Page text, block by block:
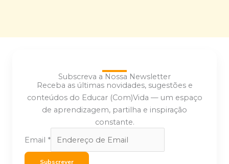
Subscreva a Nossa Newsletter
Receba as últimas novidades, sugestões e
conteúdos do Educar (Com)Vida — um espaço
de aprendizagem, partilha e inspiração
constante.
Email *
Subscrever